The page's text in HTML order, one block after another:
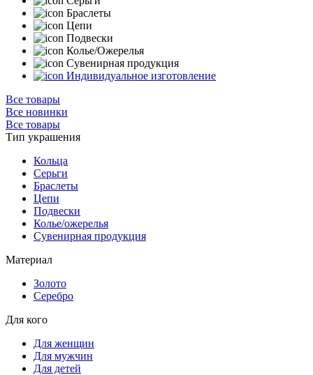
Браслеты
Цепи
Подвески
Колье/Ожерелья
Сувенирная продукция
Индивидуальное изготовление
Все товары
Все новинки
Все товары
Тип украшения
Кольца
Серьги
Браслеты
Цепи
Подвески
Колье/ожерелья
Сувенирная продукция
Материал
Золото
Серебро
Для кого
Для женщин
Для мужчин
Для детей